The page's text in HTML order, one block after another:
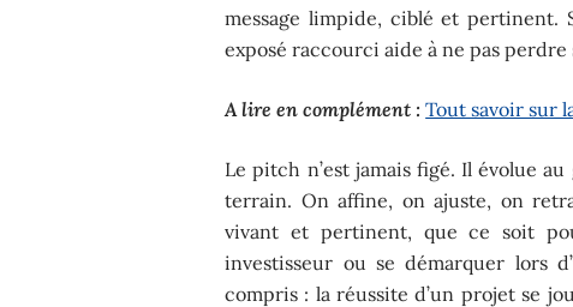
message limpide, ciblé et pertinent.
exposé raccourci aide à ne pas
A lire en complément : Tout savoir sur
Le pitch n’est jamais figé. Il évolue
terrain. On affine, on ajuste, on
vivant et pertinent, que ce soit
investisseur ou se démarquer lors
compris : la réussite d’un projet se